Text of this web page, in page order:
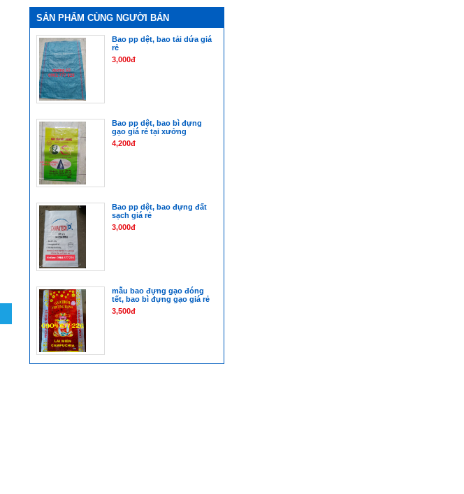
SẢN PHẨM CÙNG NGƯỜI BÁN
Bao pp dệt, bao tải dứa giá
rẻ
3,000đ
Bao pp dệt, bao bì đựng
gạo giá rẻ tại xưởng
4,200đ
Bao pp dệt, bao đựng đất
sạch giá rẻ
3,000đ
mẫu bao đựng gạo đóng
tết, bao bì đựng gạo giá rẻ
3,500đ